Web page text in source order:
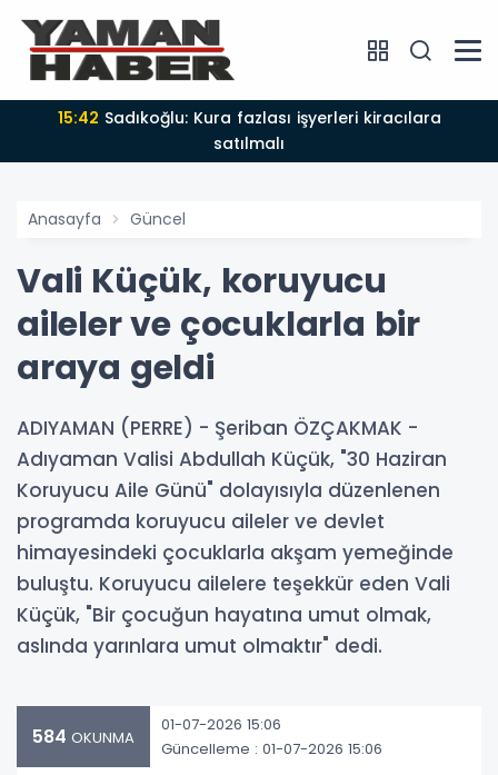
15:42
satılmalı
Anasayfa Güncel
Vali Küçük, koruyucu
aileler ve çocuklarla bir
araya geldi
ADIYAMAN (PERRE) - Şeriban ÖZÇAKMAK -
Adıyaman Valisi Abdullah Küçük, "30 Haziran
Koruyucu Aile Günü" dolayısıyla düzenlenen
programda koruyucu aileler ve devlet
himayesindeki çocuklarla akşam yemeğinde
buluştu. Koruyucu ailelere teşekkür eden Vali
Küçük, "Bir çocuğun hayatına umut olmak,
aslında yarınlara umut olmaktır" dedi.
584 OKUNMA
01-07-2026 15:06
Güncelleme : 01-07-2026 15:06